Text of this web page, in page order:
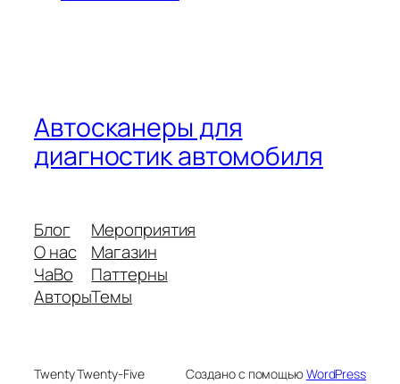
Автосканеры для
диагностик автомобиля
Блог
О нас
ЧаВо
Авторы
Мероприятия
Магазин
Паттерны
Темы
Twenty Twenty-Five Создано с помощьюWordPress